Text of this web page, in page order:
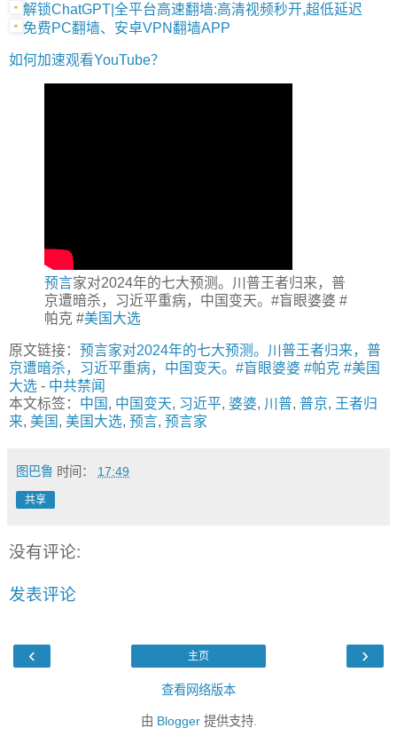
解锁ChatGPT|全平台高速翻墙:高清视频秒开,超低延迟
免费PC翻墙、安卓VPN翻墙APP
如何加速观看YouTube？
预言家对2024年的七大预测。川普王者归来，普
京遭暗杀，习近平重病，中国变天。#盲眼婆婆 #
帕克 #美国大选
原文链接： 预言家对2024年的七大预测。川普王者归来，普
京遭暗杀，习近平重病，中国变天。#盲眼婆婆 #帕克 #美国
大选 - 中共禁闻
本文标签： 中国 , 中国变天, 习近平, 婆婆, 川普, 普京, 王者归
来, 美国 , 美国大选, 预言, 预言家
图巴鲁 时间： 17:49
共享
没有评论:
发表评论
‹ ›
主页
查看网络版本
由 Blogger提供支持.